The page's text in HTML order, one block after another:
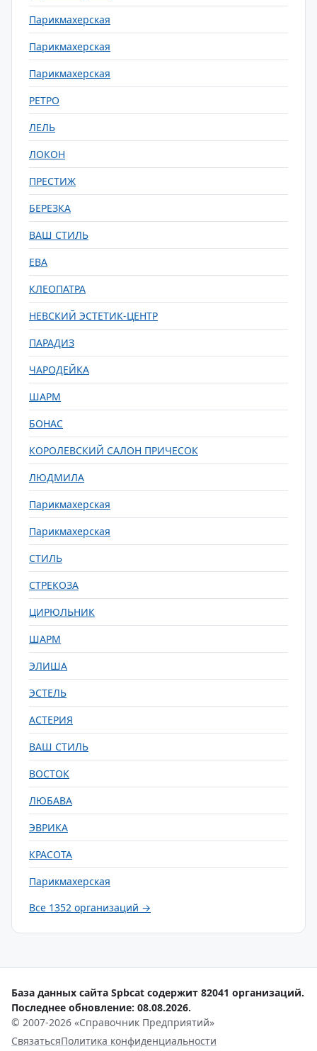
Парикмахерская
Парикмахерская
Парикмахерская
РЕТРО
ЛЕЛЬ
ЛОКОН
ПРЕСТИЖ
БЕРЕЗКА
ВАШ СТИЛЬ
ЕВА
КЛЕОПАТРА
НЕВСКИЙ ЭСТЕТИК-ЦЕНТР
ПАРАДИЗ
ЧАРОДЕЙКА
ШАРМ
БОНАС
КОРОЛЕВСКИЙ САЛОН ПРИЧЕСОК
ЛЮДМИЛА
Парикмахерская
Парикмахерская
СТИЛЬ
СТРЕКОЗА
ЦИРЮЛЬНИК
ШАРМ
ЭЛИША
ЭСТЕЛЬ
АСТЕРИЯ
ВАШ СТИЛЬ
ВОСТОК
ЛЮБАВА
ЭВРИКА
КРАСОТА
Парикмахерская
Все 1352 организаций →
База данных сайта Spbcat содержит 82041 организаций.
Последнее обновление: 08.08.2026.
© 2007-2026 «Справочник Предприятий»
СвязатьсяПолитика конфиденциальности